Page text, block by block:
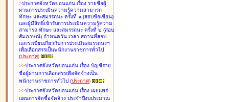
>ประกาศจังหวัดขอนแก่น เรื่อง รายชื่อผู้
ผ่านการประเมินความรู้ความสามารถ
ทักษะ และสมรรถนะ ครั้งที่ ๑ (สอบข้อเขียน)
และผู้มีสิทธิ์เข้ารับการประเมินความรู้ความ
สามารถ ทักษะ และสมรรถนะ ครั้งที่ ๒ (สอบ
สัมภาษณ์) กำหนดวัน เวลา สถานที่สอบ
และระเบียบเกี่ยวกับการประเมินสมรรถนะฯ
เพื่อเลือกสรรเป็นพนักงานราชการทั่วไป
(ประกาศ)
>>ประกาศจังหวัดขอนแก่น เรื่อง บัญชีราย
ชื่อผู้ผ่านการเลือกสรรเพื่อจัดจ้างเป็น
พนักงานราชการทั่วไป (ประกาศ)
>>ประกาศจังหวัดขอนแก่น เรื่อง เผยแพร่
แผนการจัดซื้อจัดจ้าง ประจำปีงบประมาณ